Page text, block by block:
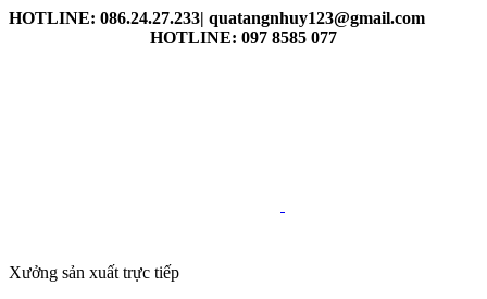
HOTLINE: 086.24.27.233| quatangnhuy123@gmail.com
HOTLINE: 097 8585 077
Xưởng sản xuất trực tiếp